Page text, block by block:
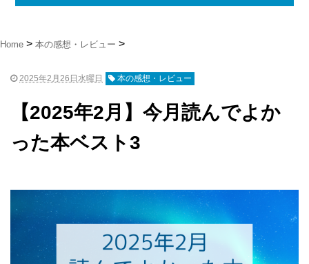
Home 本の感想・レビュー
2025年2月26日水曜日 本の感想・レビュー
【2025年2月】今月読んでよか
った本ベスト3